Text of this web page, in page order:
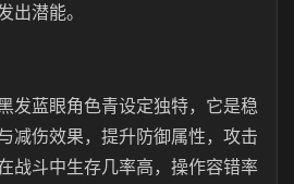
出潜能。
发蓝眼角色青设定独特，它是稳
减伤效果，提升防御属性，攻击
战斗中生存几率高，操作容错率